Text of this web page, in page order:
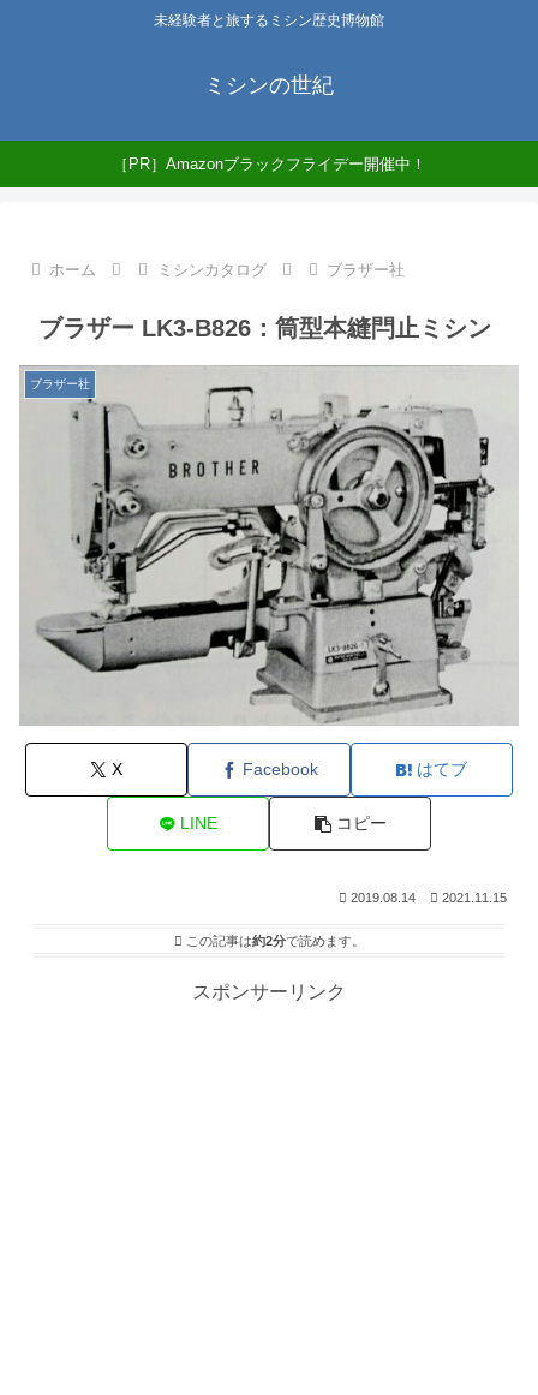
未経験者と旅するミシン歴史博物館
ミシンの世紀
［PR］Amazonブラックフライデー開催中！
ホーム ミシンカタログ ブラザー社
ブラザー LK3-B826：筒型本縫閂止ミシン
ブラザー社
X Facebook はてブ
LINE コピー
2019.08.14 2021.11.15
この記事は約2分で読めます。
スポンサーリンク